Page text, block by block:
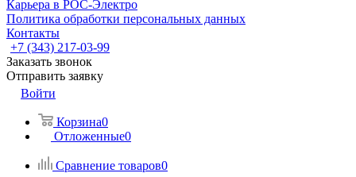
Карьера в РОС-Электро
Политика обработки персональных данных
Контакты
+7 (343) 217-03-99
Заказать звонок
Отправить заявку
Войти
Корзина0
Отложенные0
Сравнение товаров0